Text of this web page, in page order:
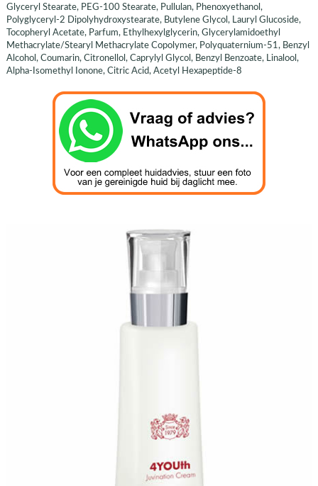
Glyceryl Stearate, PEG-100 Stearate, Pullulan, Phenoxyethanol,
Polyglyceryl-2 Dipolyhydroxystearate, Butylene Glycol, Lauryl Glucoside,
Tocopheryl Acetate, Parfum, Ethylhexylglycerin, Glycerylamidoethyl
Methacrylate/Stearyl Methacrylate Copolymer, Polyquaternium-51, Benzyl
Alcohol, Coumarin, Citronellol, Caprylyl Glycol, Benzyl Benzoate, Linalool,
Alpha-Isomethyl Ionone, Citric Acid, Acetyl Hexapeptide-8